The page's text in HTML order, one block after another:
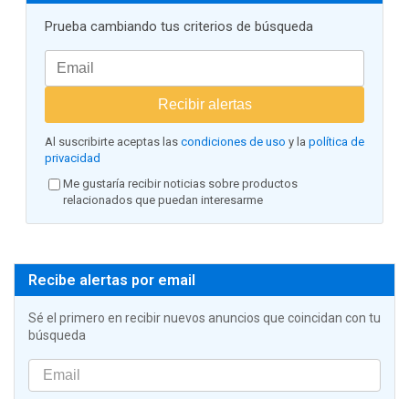
Prueba cambiando tus criterios de búsqueda
Recibir alertas
Al suscribirte aceptas las condiciones de uso y la política de
privacidad
Me gustaría recibir noticias sobre productos
relacionados que puedan interesarme
Recibe alertas por email
Sé el primero en recibir nuevos anuncios que coincidan con tu
búsqueda